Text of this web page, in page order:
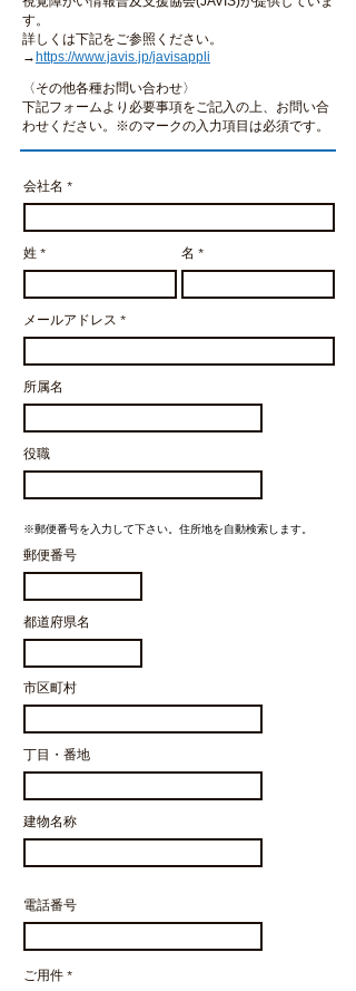
す。
詳しくは下記をご参照ください。
→ https://www.javis.jp/javisappli
〈その他各種お問い合わせ〉
下記フォームより必要事項をご記入の上、お問い合
わせください。 ※のマークの入力項目は必須です。
会社名
姓 名
メールアドレス
所属名
役職
※郵便番号を入力して下さい。住所地を自動検索します。
郵便番号
都道府県名
市区町村
丁目・番地
建物名称
電話番号
ご用件 *